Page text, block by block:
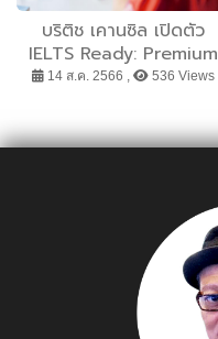
บริติช เคานซิล เปิดตัว
IELTS Ready: Premium
ตัวช่วยเตรียมความพร้อม 4
ซิล
14 ส.ค. 2566 , 536 Views